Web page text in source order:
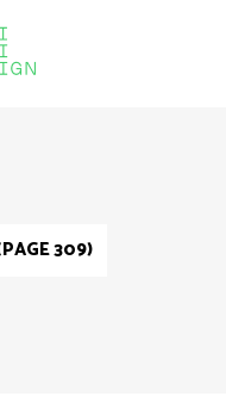
309)